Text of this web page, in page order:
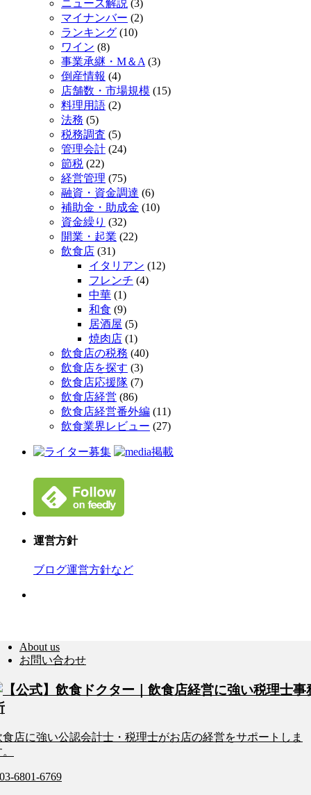
ニュース解説 (3)
マイナンバー (2)
ランキング (10)
ワイン (8)
事業承継・M＆A (3)
倒産情報 (4)
店舗数・市場規模 (15)
料理用語 (2)
法務 (5)
税務調査 (5)
管理会計 (24)
節税 (22)
経営管理 (75)
融資・資金調達 (6)
補助金・助成金 (10)
資金繰り (32)
開業・起業 (22)
飲食店 (31)
イタリアン (12)
フレンチ (4)
中華 (1)
和食 (9)
居酒屋 (5)
焼肉店 (1)
飲食店の税務 (40)
飲食店を探す (3)
飲食店応援隊 (7)
飲食店経営 (86)
飲食店経営番外編 (11)
飲食業界レビュー (27)
運営方針
ブログ運営方針など
About us
お問い合わせ
食店に強い公認会計士・税理士がお店の経営をサポートしま
6801-6769